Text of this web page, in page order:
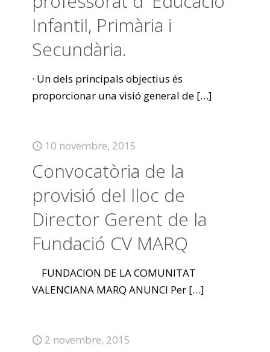
Infantil, Primària i
Secundària.
· Un dels principals objectius és
proporcionar una visió general de […]
10 novembre, 2015
Convocatòria de la
provisió del lloc de
Director Gerent de la
Fundació CV MARQ
FUNDACION DE LA COMUNITAT
VALENCIANA MARQ ANUNCI Per […]
2 novembre, 2015